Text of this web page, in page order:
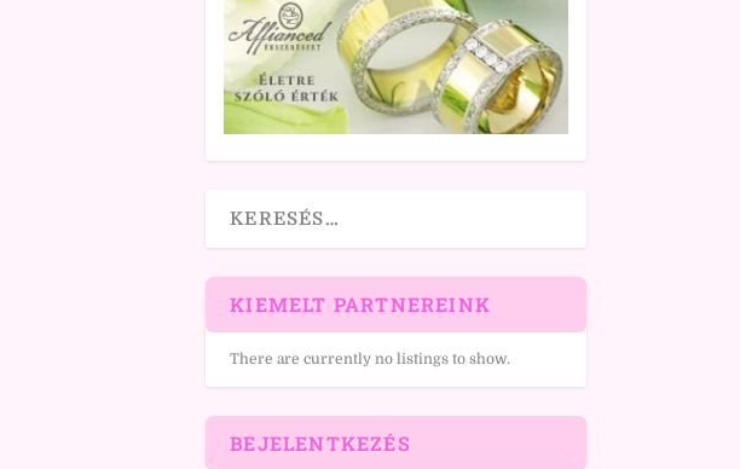
KIEMELT PARTNEREINK
There are currently no listings to show.
BEJELENTKEZÉS